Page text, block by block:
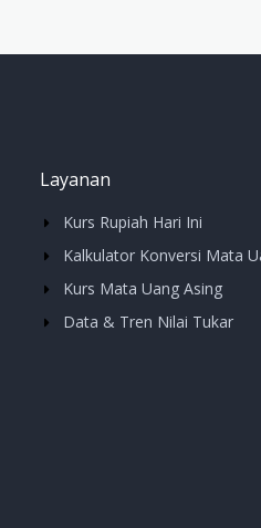
Layanan
Kurs Rupiah Hari Ini
Kalkulator Konversi Mata
Kurs Mata Uang Asing
Data & Tren Nilai Tukar